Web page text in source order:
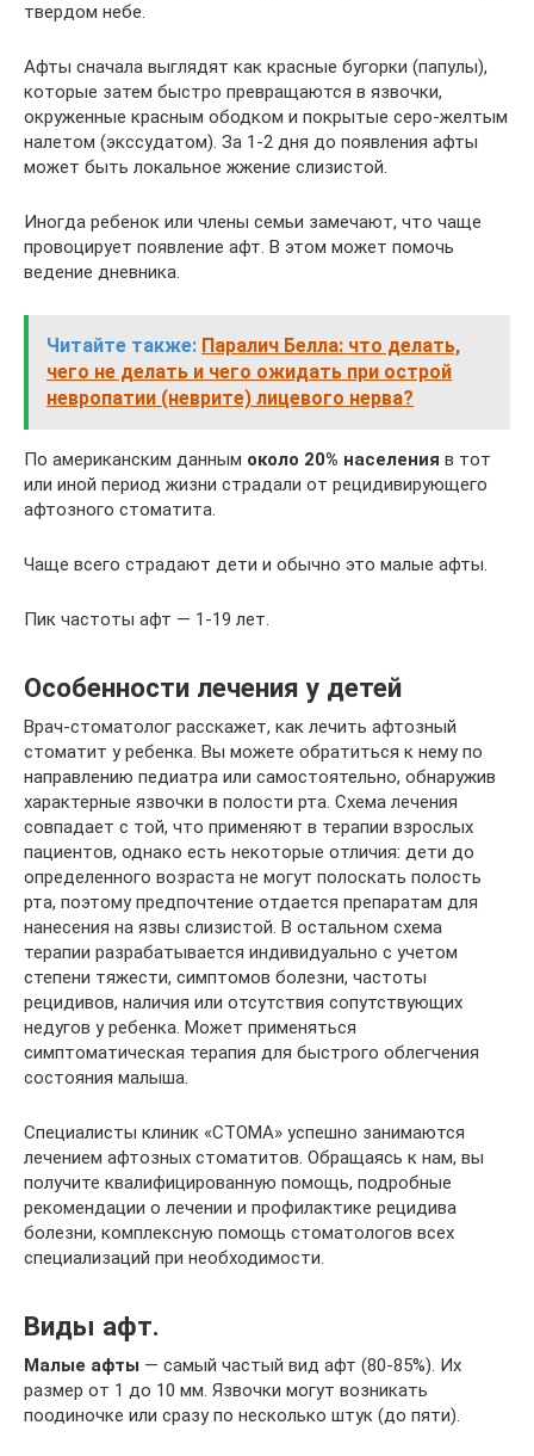
твердом небе.
Афты сначала выглядят как красные бугорки (папулы),
которые затем быстро превращаются в язвочки,
окруженные красным ободком и покрытые серо-желтым
налетом (экссудатом). За 1-2 дня до появления афты
может быть локальное жжение слизистой.
Иногда ребенок или члены семьи замечают, что чаще
провоцирует появление афт. В этом может помочь
ведение дневника.
Читайте также: Паралич Белла: что делать,
чего не делать и чего ожидать при острой
невропатии (неврите) лицевого нерва?
По американским данным около 20% населения в тот
или иной период жизни страдали от рецидивирующего
афтозного стоматита.
Чаще всего страдают дети и обычно это малые афты.
Пик частоты афт — 1-19 лет.
Особенности лечения у детей
Врач-стоматолог расскажет, как лечить афтозный
стоматит у ребенка. Вы можете обратиться к нему по
направлению педиатра или самостоятельно, обнаружив
характерные язвочки в полости рта. Схема лечения
совпадает с той, что применяют в терапии взрослых
пациентов, однако есть некоторые отличия: дети до
определенного возраста не могут полоскать полость
рта, поэтому предпочтение отдается препаратам для
нанесения на язвы слизистой. В остальном схема
терапии разрабатывается индивидуально с учетом
степени тяжести, симптомов болезни, частоты
рецидивов, наличия или отсутствия сопутствующих
недугов у ребенка. Может применяться
симптоматическая терапия для быстрого облегчения
состояния малыша.
Специалисты клиник «СТОМА» успешно занимаются
лечением афтозных стоматитов. Обращаясь к нам, вы
получите квалифицированную помощь, подробные
рекомендации о лечении и профилактике рецидива
болезни, комплексную помощь стоматологов всех
специализаций при необходимости.
Виды афт.
Малые афты — самый частый вид афт (80-85%). Их
размер от 1 до 10 мм. Язвочки могут возникать
поодиночке или сразу по несколько штук (до пяти).